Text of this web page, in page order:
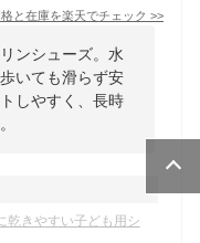
と在庫を楽天でチェック >>
ンシューズ。水
いても滑らず安
しやすく、長時
乾きやすい子ども用シ